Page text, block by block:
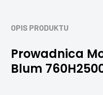
OPIS PRODUKTU
Prowadnica
Blum